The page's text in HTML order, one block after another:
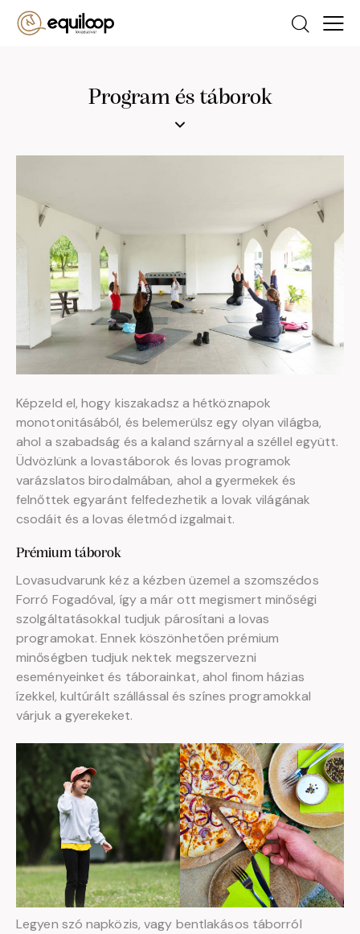
Program és táborok
Képzeld el, hogy kiszakadsz a hétköznapok
monotonitásából, és belemerülsz egy olyan világba,
ahol a szabadság és a kaland szárnyal a széllel együtt.
Üdvözlünk a lovastáborok és lovas programok
varázslatos birodalmában, ahol a gyermekek és
felnőttek egyaránt felfedezhetik a lovak világának
csodáit és a lovas életmód izgalmait.
Prémium táborok
Lovasudvarunk kéz a kézben üzemel a szomszédos
Forró Fogadóval, így a már ott megismert minőségi
szolgáltatásokkal tudjuk párosítani a lovas
programokat. Ennek köszönhetően prémium
minőségben tudjuk nektek megszervezni
eseményeinket és táborainkat, ahol finom házias
ízekkel, kultúrált szállással és színes programokkal
várjuk a gyerekeket.
Legyen szó napközis, vagy bentlakásos táborról